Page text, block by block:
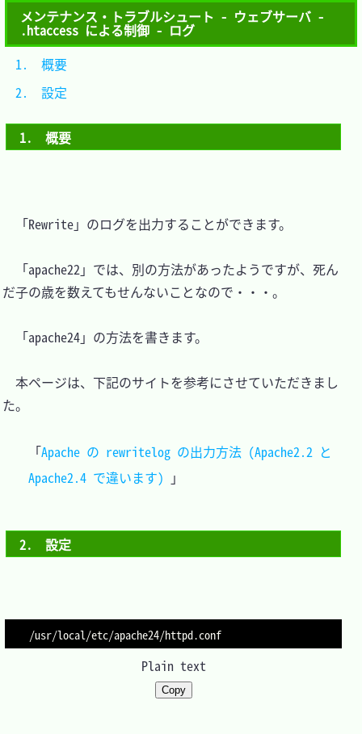
メンテナンス・トラブルシュート - ウェブサーバ -
.htaccess による制御 - ログ
1.　概要
「Rewrite」のログを出力することができます。
「apache22」では、別の方法があったようですが、死ん
だ子の歳を数えてもせんないことなので・・・。
「apache24」の方法を書きます。
本ページは、下記のサイトを参考にさせていただきまし
た。
「Apache の rewritelog の出力方法 (Apache2.2 と
Apache2.4 で違います)
2.　設定
Plain text
Copy